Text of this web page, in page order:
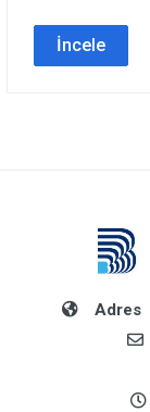
İncele
Adres